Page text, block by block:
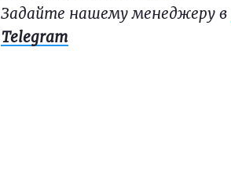
Задайте нашему менеджеру в
Telegram